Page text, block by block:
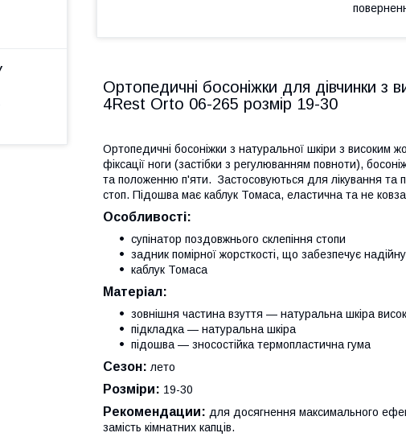
Ортопедичні босоніжки для дівчинки
4Rest Orto 06-265 розмір 19-30
Ортопедичні босоніжки з натуральної шкіри з високим
фіксації ноги (застібки з регулюванням повноти),
та положенню п'яти. Застосовуються для лікування та
стоп. Підошва має каблук Томаса, еластична та не
Особливості:
супінатор поздовжнього склепіння стопи
задник помірної жорсткості, що забезпечує
каблук Томаса
Матеріал:
зовнішня частина взуття — натуральна шкіра
підкладка — натуральна шкіра
підошва — зносостійка термопластична гума
Сезон: лето
Розміри: 19-30
Рекомендации: для досягнення максимального
замість кімнатних капців.